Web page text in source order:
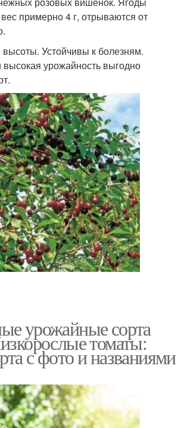
Традиционные сорта
сорта Ультраранние сорта
сорта Крупноплодные сорта
Вкусные сорта
Подходящие сорта
примерно 4 г, отрываются от
Устойчивы к болезням.
урожайность выгодно
урожайные сорта
томаты:
с фото и названиями